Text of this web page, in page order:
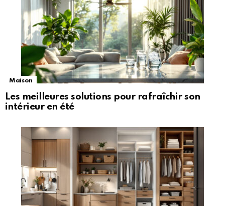
Maison
Les meilleures solutions pour rafraîchir son
intérieur en été